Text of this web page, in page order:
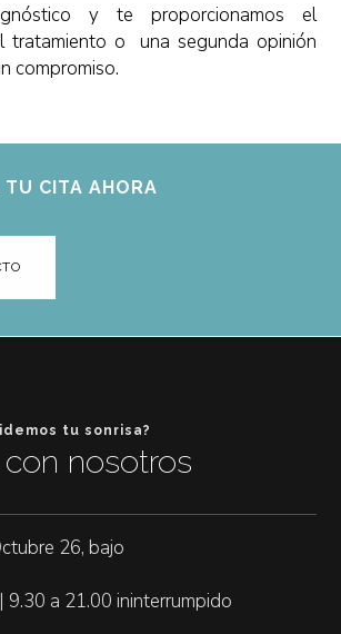
y te proporcionamos el
tratamiento o una segunda opinión
compromiso.
CITA AHORA
tu sonrisa?
nosotros
26, bajo
9.30 a 21.00 ininterrumpido